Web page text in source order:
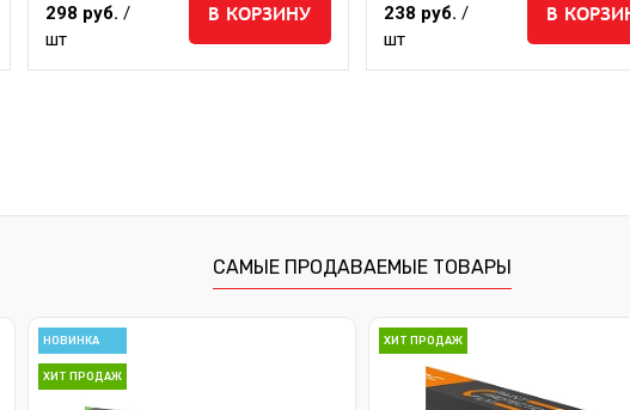
298 руб. /
шт
В КОРЗИНУ 238 руб. /
шт
В
САМЫЕ ПРОДАВАЕМЫЕ ТОВАРЫ
НОВИНКА
ХИТ ПРОДАЖ
ХИТ ПРОДАЖ